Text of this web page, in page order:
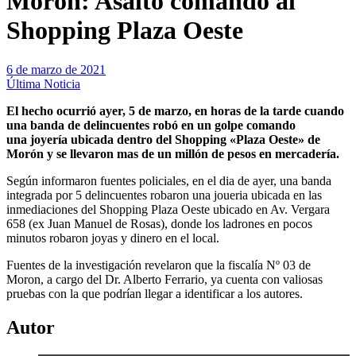
Shopping Plaza Oeste
6 de marzo de 2021
Última Noticia
El hecho ocurrió ayer, 5 de marzo, en horas de la tarde cuando
una banda de delincuentes robó en un golpe comando
una joyería ubicada dentro del Shopping «Plaza Oeste» de
Morón y se llevaron mas de un millón de pesos en mercadería.
Según informaron fuentes policiales, en el dia de ayer, una banda
integrada por 5 delincuentes robaron una joueria ubicada en las
inmediaciones del Shopping Plaza Oeste ubicado en Av. Vergara
658 (ex Juan Manuel de Rosas), donde los ladrones en pocos
minutos robaron joyas y dinero en el local.
Fuentes de la investigación revelaron que la fiscalía Nº 03 de
Moron, a cargo del Dr. Alberto Ferrario, ya cuenta con valiosas
pruebas con la que podrían llegar a identificar a los autores.
Autor